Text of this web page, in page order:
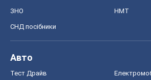
ЗНО НМТ
СНД посібники
Авто
Тест Драйв